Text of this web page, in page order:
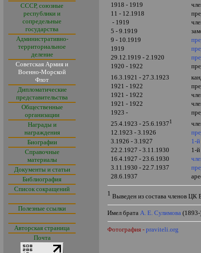
СССР, союзные
республики и
сопредельные
государства
Административно-
территориальное
деление
Советская Армия и
Военно-Морской
Флот
Дипломатические
представительства
Общественные
организации
Награды и
награждения
Биографии
Справочные
материалы
Документы и статьи
Библиография
Список сокращений
Полезные ссылки
Авторская страница
Почта
1918 - 1919
11 - 12.1918
- 1919
5 - 9.1919
9 - 10.1919
1919
29.12.1919 - 2.1920
1920 - 1922
16.3.1921 - 27.3.1923
1921 - 1922
1921 - 1922
1921 - 1922
1923 -
25.4.1923 - 25.6.19371
12.1923 - 3.1926
3.1926 - 3.1927
1-
22.2.1927 - 3.11.1930
1-
16.4.1927 - 23.6.1930
3.11.1930 - 22.7.1937
28.6.1937
1 Выведен из состава членов
Имел братаА. Е. Сулимова (1893-
Фотография -praviteli.org